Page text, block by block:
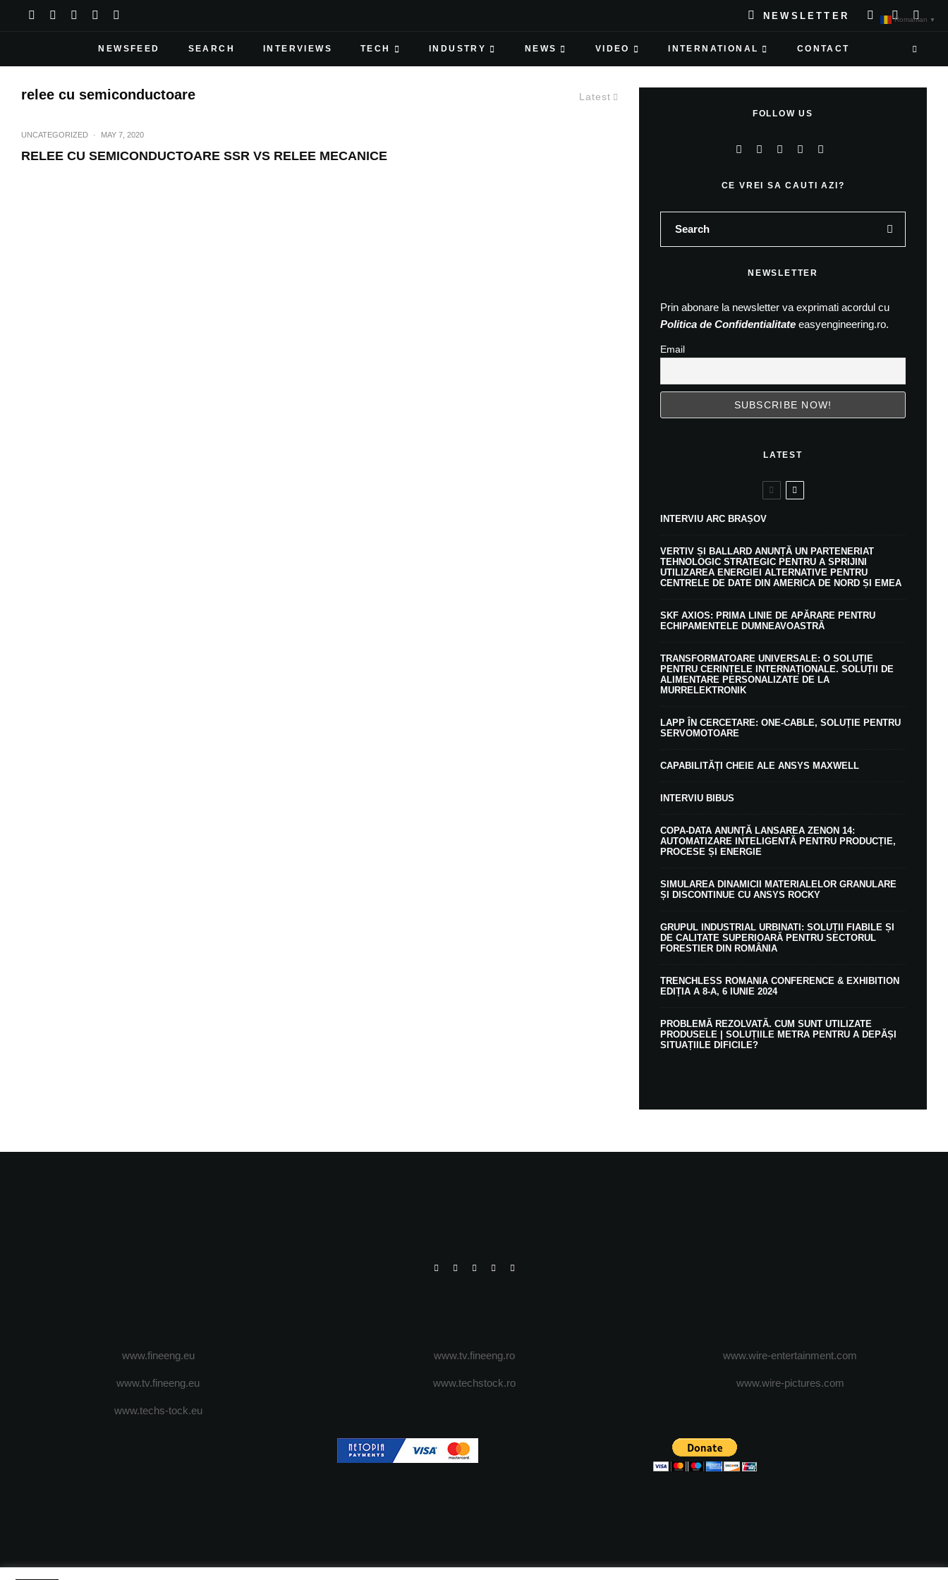
NEWSLETTER
NEWSFEED SEARCH INTERVIEWS TECH INDUSTRY NEWS VIDEO INTERNATIONAL CONTACT
Latest
relee cu semiconductoare
UNCATEGORIZED · MAY 7, 2020
RELEE CU SEMICONDUCTOARE SSR VS RELEE MECANICE
FOLLOW US
CE VREI SA CAUTI AZI?
NEWSLETTER
Prin abonare la newsletter va exprimati acordul cu
Politica de Confidentialitate easyengineering.ro.
Email
LATEST
INTERVIU ARC BRAȘOV
VERTIV ȘI BALLARD ANUNȚĂ UN PARTENERIAT
TEHNOLOGIC STRATEGIC PENTRU A SPRIJINI
UTILIZAREA ENERGIEI ALTERNATIVE PENTRU
CENTRELE DE DATE DIN AMERICA DE NORD ȘI EMEA
SKF AXIOS: PRIMA LINIE DE APĂRARE PENTRU
ECHIPAMENTELE DUMNEAVOASTRĂ
TRANSFORMATOARE UNIVERSALE: O SOLUȚIE
PENTRU CERINȚELE INTERNAȚIONALE. SOLUȚII DE
ALIMENTARE PERSONALIZATE DE LA
MURRELEKTRONIK
LAPP ÎN CERCETARE: ONE-CABLE, SOLUȚIE PENTRU
SERVOMOTOARE
CAPABILITĂȚI CHEIE ALE ANSYS MAXWELL
INTERVIU BIBUS
COPA-DATA ANUNȚĂ LANSAREA ZENON 14:
AUTOMATIZARE INTELIGENTĂ PENTRU PRODUCȚIE,
PROCESE ȘI ENERGIE
SIMULAREA DINAMICII MATERIALELOR GRANULARE
ȘI DISCONTINUE CU ANSYS ROCKY
GRUPUL INDUSTRIAL URBINATI: SOLUȚII FIABILE ȘI
DE CALITATE SUPERIOARĂ PENTRU SECTORUL
FORESTIER DIN ROMÂNIA
TRENCHLESS ROMANIA CONFERENCE & EXHIBITION
EDIȚIA A 8-A, 6 IUNIE 2024
PROBLEMĂ REZOLVATĂ. CUM SUNT UTILIZATE
PRODUSELE | SOLUȚIILE METRA PENTRU A DEPĂȘI
SITUAȚIILE DIFICILE?
www.fineeng.eu
www.tv.fineeng.eu
www.techs-tock.eu
www.tv.fineeng.ro
www.techstock.ro
www.wire-entertainment.com
www.wire-pictures.com
Romanian ▼